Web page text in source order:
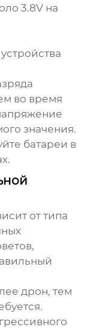
3.8V на
во время
значения.
батареи в
от типа
дрон, тем